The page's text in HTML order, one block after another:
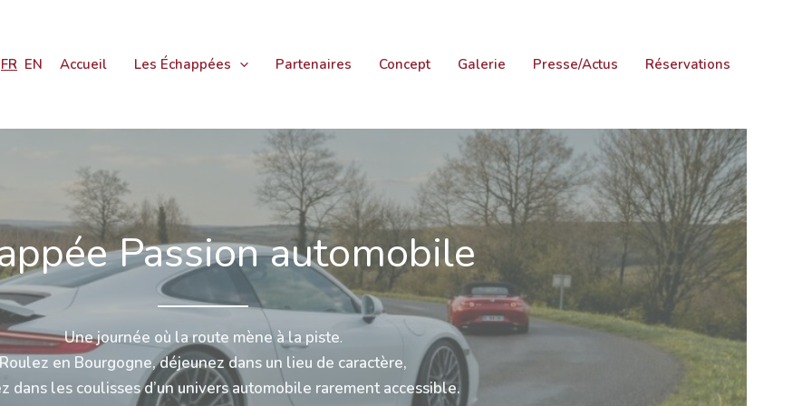
FR EN Accueil Les Échappées Partenaires Concept Galerie Presse/Actus Réservations
Passion automobile
Une journée où la route mène à la piste.
Roulez en Bourgogne, déjeunez dans un lieu de caractère,
dans les coulisses d’un univers automobile rarement accessible.